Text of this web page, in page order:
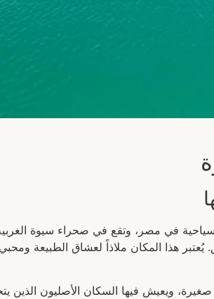
يُعتبر هذا المكان ملاذاً لعشاق الطبيعة
سيوة مجموعة من الـ 300 قرية صغيرة، ويعيش فيها